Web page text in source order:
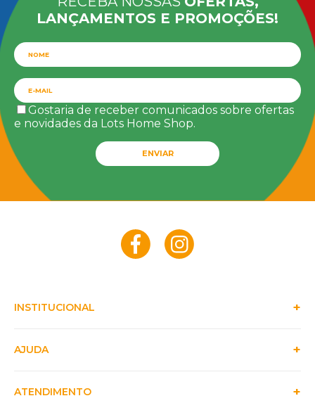
LANÇAMENTOS E PROMOÇÕES!
Gostaria de receber comunicados sobre ofertas
e novidades da Lots Home Shop.
ENVIAR
INSTITUCIONAL
AJUDA
ATENDIMENTO